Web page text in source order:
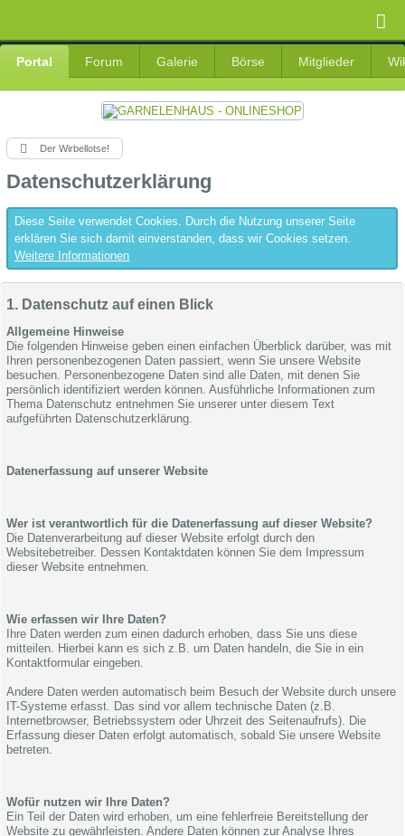
Portal Forum Galerie Börse Mitglieder
Der Wirbellotse!
Datenschutzerklärung
Diese Seite verwendet Cookies. Durch die Nutzung unserer Seite
erklären Sie sich damit einverstanden, dass wir Cookies setzen.
Weitere Informationen
1. Datenschutz auf einen Blick
Allgemeine Hinweise
Die folgenden Hinweise geben einen einfachen Überblick darüber, was mit
Ihren personenbezogenen Daten passiert, wenn Sie unsere Website
besuchen. Personenbezogene Daten sind alle Daten, mit denen Sie
persönlich identifiziert werden können. Ausführliche Informationen zum
Thema Datenschutz entnehmen Sie unserer unter diesem Text
aufgeführten Datenschutzerklärung.
Datenerfassung auf unserer Website
Wer ist verantwortlich für die Datenerfassung auf dieser Website?
Die Datenverarbeitung auf dieser Website erfolgt durch den
Websitebetreiber. Dessen Kontaktdaten können Sie dem Impressum
dieser Website entnehmen.
Wie erfassen wir Ihre Daten?
Ihre Daten werden zum einen dadurch erhoben, dass Sie uns diese
mitteilen. Hierbei kann es sich z.B. um Daten handeln, die Sie in ein
Kontaktformular eingeben.
Andere Daten werden automatisch beim Besuch der Website durch unsere
IT-Systeme erfasst. Das sind vor allem technische Daten (z.B.
Internetbrowser, Betriebssystem oder Uhrzeit des Seitenaufrufs). Die
Erfassung dieser Daten erfolgt automatisch, sobald Sie unsere Website
betreten.
Wofür nutzen wir Ihre Daten?
Ein Teil der Daten wird erhoben, um eine fehlerfreie Bereitstellung der
Website zu gewährleisten. Andere Daten können zur Analyse Ihres